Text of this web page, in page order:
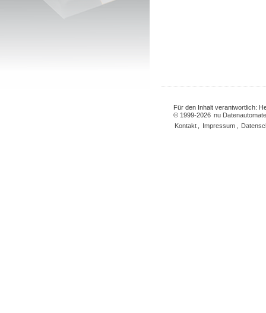
Für den Inhalt verantwortlich:
© 1999-2026 nu
Kontakt
Impressum